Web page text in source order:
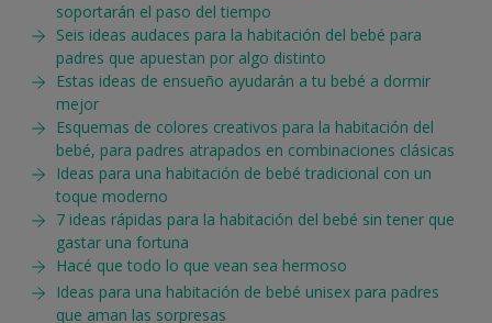
soportarán el paso del tiempo
Seis ideas audaces para la habitación del bebé para
padres que apuestan por algo distinto
Estas ideas de ensueño ayudarán a tu bebé a dormir
mejor
Esquemas de colores creativos para la habitación del
bebé, para padres atrapados en combinaciones clásicas
Ideas para una habitación de bebé tradicional con un
toque moderno
7 ideas rápidas para la habitación del bebé sin tener que
gastar una fortuna
Hacé que todo lo que vean sea hermoso
Ideas para una habitación de bebé unisex para padres
que aman las sorpresas